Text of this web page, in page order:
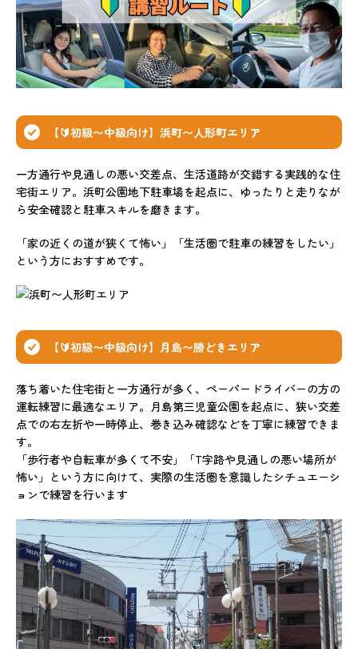
【🔰初級〜中級向け】浜町〜人形町エリア
一方通行や見通しの悪い交差点、生活道路が交錯する実践的な住
宅街エリア。浜町公園地下駐車場を起点に、ゆったりと走りなが
ら安全確認と駐車スキルを磨きます。
「家の近くの道が狭くて怖い」「生活圏で駐車の練習をしたい」
という方におすすめです。
【🔰初級〜中級向け】月島〜勝どきエリア
落ち着いた住宅街と一方通行が多く、ペーパードライバーの方の
運転練習に最適なエリア。月島第三児童公園を起点に、狭い交差
点での右左折や一時停止、巻き込み確認などを丁寧に練習できま
す。
「歩行者や自転車が多くて不安」「T字路や見通しの悪い場所が
怖い」という方に向けて、実際の生活圏を意識したシチュエーシ
ョンで練習を行います